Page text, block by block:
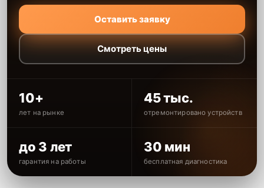
Оставить заявку
Смотреть цены
10+
лет на рынке
45 тыс.
отремонтировано устройств
до 3 лет
гарантия на работы
30 мин
бесплатная диагностика